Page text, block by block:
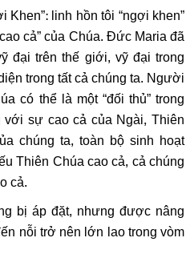
linh hồn tôi “ngợi khen”
cả” của Chúa. Đức Maria đã
đại trên thế giới, vỹ đại trong
trong tất cả chúng ta. Người
có thể là một “đối thủ” trong
sự cao cả của Ngài, Thiên
chúng ta, toàn bộ sinh hoạt
Thiên Chúa cao cả, cả chúng
cả.
bị áp đặt, nhưng được nâng
nỗi trở nên lớn lao trong vòm